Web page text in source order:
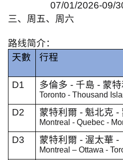
07/01/2026-09/
三、周五、周六
路线简介：
天數
行程
D1
多倫多 - 千島 - 蒙
Toronto - Thousand
D2
蒙特利爾 - 魁北克 -
Montreal - Quebec -
D3
蒙特利爾 - 渥太華 -
Montreal – Ottawa -